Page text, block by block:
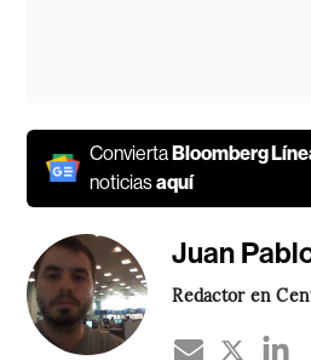
ConviertaBloomberg
noticiasaquí
Juan
Redactor en